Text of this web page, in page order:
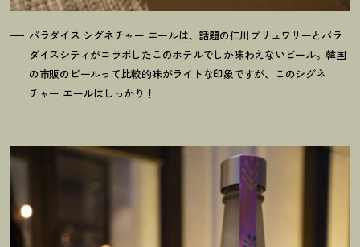
パラダイス シグネチャー エールは、話題の仁川ブリュワリーとパラ
ダイスシティがコラボしたこのホテルでしか味わえないビール。韓国
の市販のビールって比較的味がライトな印象ですが、このシグネ
チャー エールはしっかり ！